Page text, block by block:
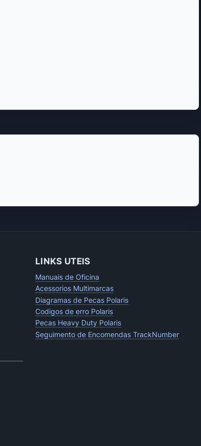
LINKS UTEIS
Manuais de Oficina
Acessorios Multimarcas
Diagramas de Pecas Polaris
Codigos de erro Polaris
Pecas Heavy Duty Polaris
Seguimento de Encomendas TrackNumber